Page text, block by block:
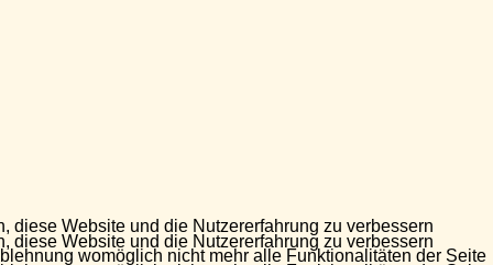
diese Website und die Nutzererfahrung zu verbessern
diese Website und die Nutzererfahrung zu verbessern
womöglich nicht mehr alle Funktionalitäten der Seite